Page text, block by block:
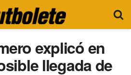
explicó en
llegada de